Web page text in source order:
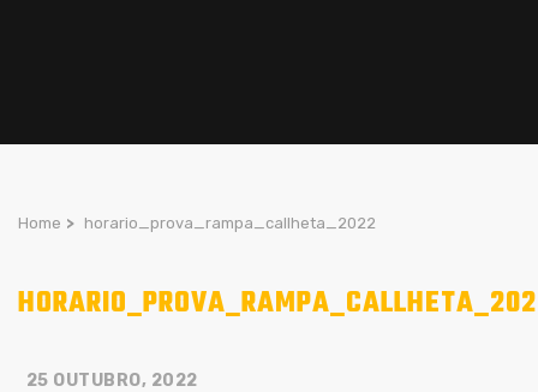
Home > horario_prova_rampa_callheta_2022
25 OUTUBRO, 2022